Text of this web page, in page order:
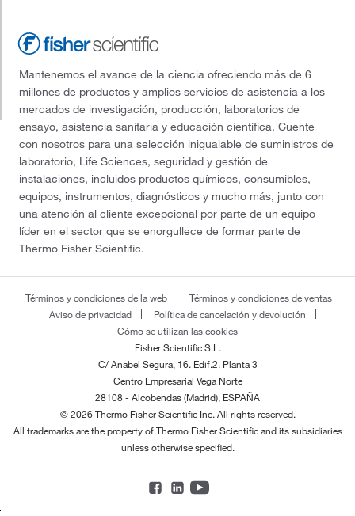
Mantenemos el avance de la ciencia ofreciendo más de 6
millones de productos y amplios servicios de asistencia a los
mercados de investigación, producción, laboratorios de
ensayo, asistencia sanitaria y educación científica. Cuente
con nosotros para una selección inigualable de suministros de
laboratorio, Life Sciences, seguridad y gestión de
instalaciones, incluidos productos químicos, consumibles,
equipos, instrumentos, diagnósticos y mucho más, junto con
una atención al cliente excepcional por parte de un equipo
líder en el sector que se enorgullece de formar parte de
Thermo Fisher Scientific.
Términos y condiciones de la web
Términos y condiciones de ventas
Aviso de privacidad
Política de cancelación y devolución
Cómo se utilizan las cookies
Fisher Scientific S.L.
C/ Anabel Segura, 16. Edif.2. Planta 3
Centro Empresarial Vega Norte
28108 - Alcobendas (Madrid), ESPAÑA
© 2026 Thermo Fisher Scientific Inc. All rights reserved.
All trademarks are the property of Thermo Fisher Scientific and its subsidiaries
unless otherwise specified.